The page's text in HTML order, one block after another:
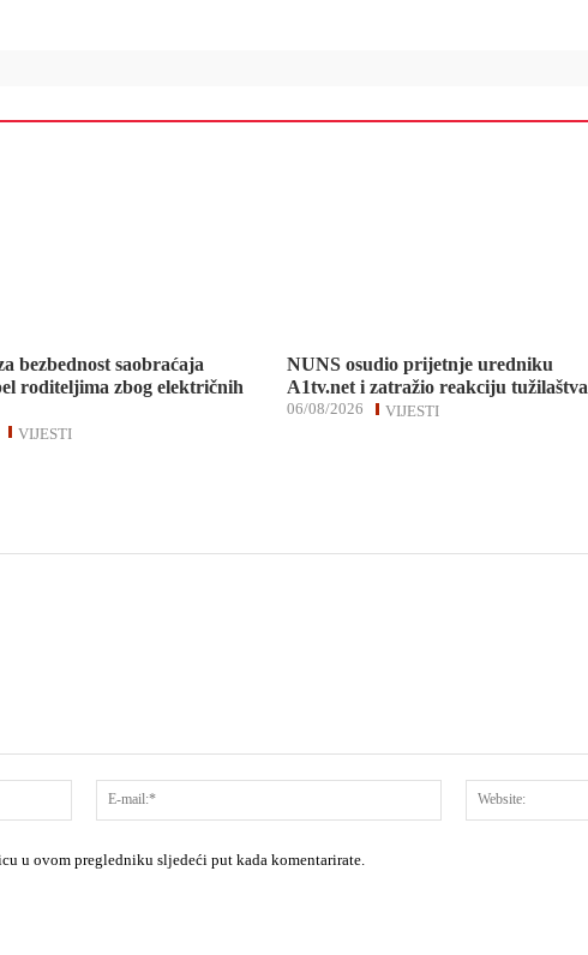
bezbednost saobraćaja
roditeljima zbog električnih
VIJESTI
NUNS osudio prijetnje uredniku
A1tv.net i zatražio reakciju tužilaštva
VIJESTI
06/08/2026
Ime:*
mail:*
u ovom pregledniku sljedeći put kada komentarirate.